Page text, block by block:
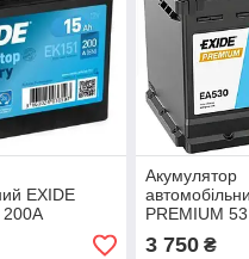
EXIDE
200А
круглі клеми
Акумулятор
PREMIUM
3 750₴